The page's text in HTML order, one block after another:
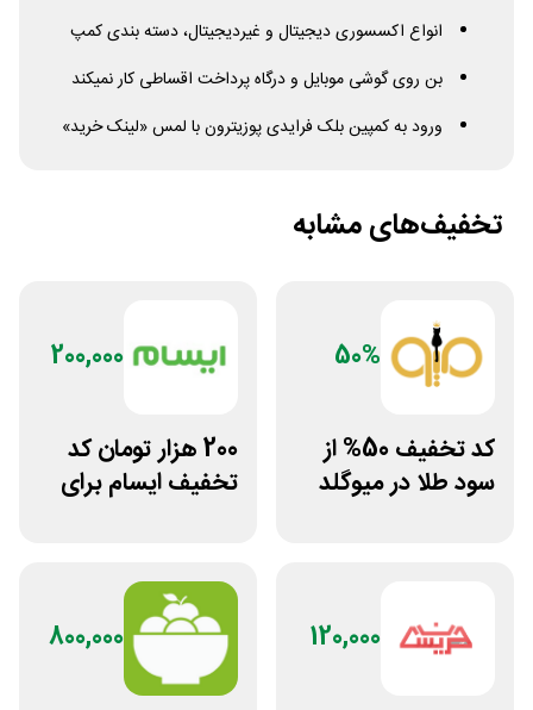
انواع اکسسوری دیجیتال و غیردیجیتال، دسته بندی کمپ
بن روی گوشی موبایل و درگاه پرداخت اقساطی کار نمیکند
ورود به کمپین بلک فرایدی پوزیترون با لمس «لینک خرید»
تخفیف‌های مشابه
50%
کد تخفیف 50% از
سود طلا در میوگلد
200,000
200 هزار تومان کد
تخفیف ایسام برای
120,000
800,000